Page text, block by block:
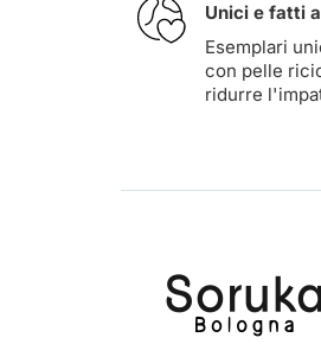
Unici e fatti
Esemplari
con pelle
ridurre